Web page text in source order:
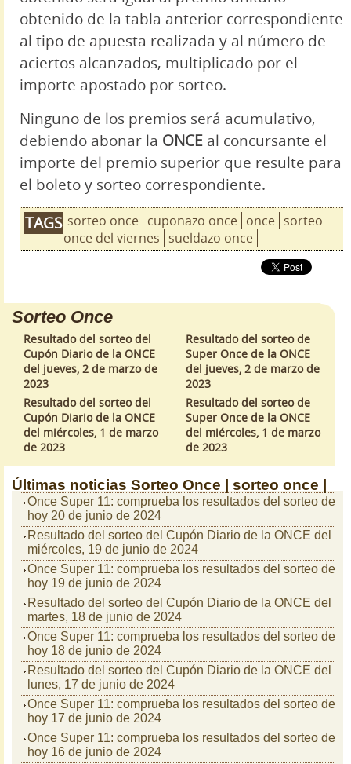
obtenido de la tabla anterior correspondiente
al tipo de apuesta realizada y al número de
aciertos alcanzados, multiplicado por el
importe apostado por sorteo.
Ninguno de los premios será acumulativo,
debiendo abonar la ONCE al concursante el
importe del premio superior que resulte para
el boleto y sorteo correspondiente.
TAGS sorteo once cuponazo once once sorteo
once del viernes sueldazo once
Sorteo Once
Resultado del sorteo del
Cupón Diario de la ONCE
del jueves, 2 de marzo de
2023
Resultado del sorteo de
Super Once de la ONCE
del jueves, 2 de marzo de
2023
Resultado del sorteo del
Cupón Diario de la ONCE
del miércoles, 1 de marzo
de 2023
Resultado del sorteo de
Super Once de la ONCE
del miércoles, 1 de marzo
de 2023
Últimas noticias Sorteo Once | sorteo once |
Once Super 11: comprueba los resultados del sorteo de
hoy 20 de junio de 2024
Resultado del sorteo del Cupón Diario de la ONCE del
miércoles, 19 de junio de 2024
Once Super 11: comprueba los resultados del sorteo de
hoy 19 de junio de 2024
Resultado del sorteo del Cupón Diario de la ONCE del
martes, 18 de junio de 2024
Once Super 11: comprueba los resultados del sorteo de
hoy 18 de junio de 2024
Resultado del sorteo del Cupón Diario de la ONCE del
lunes, 17 de junio de 2024
Once Super 11: comprueba los resultados del sorteo de
hoy 17 de junio de 2024
Once Super 11: comprueba los resultados del sorteo de
hoy 16 de junio de 2024